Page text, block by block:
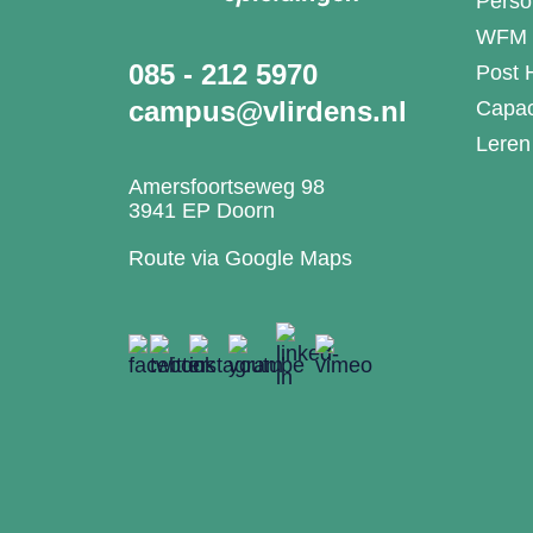
085 - 212 5970
campus@vlirdens.nl
Amersfoortseweg 98
3941 EP Doorn
Route via Google Maps
WFM
Post